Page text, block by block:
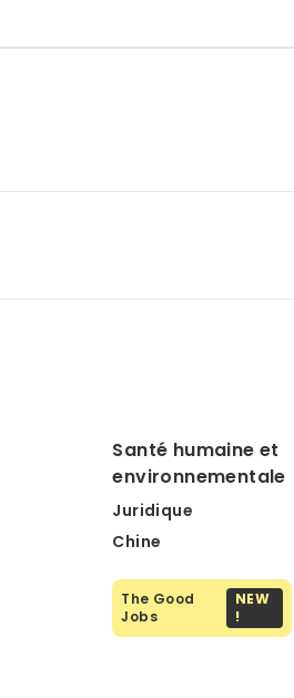
Santé humaine et
environnementale
Juridique
Chine
The Good
Jobs
NEW
!